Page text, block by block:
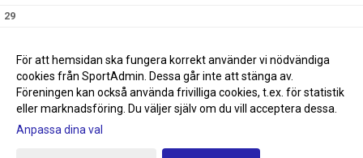
29
Gå till Webbversion
För att hemsidan ska fungera korrekt använder vi nödvändiga
cookies från SportAdmin. Dessa går inte att stänga av.
Föreningen kan också använda frivilliga cookies, t.ex. för statistik
eller marknadsföring. Du väljer själv om du vill acceptera dessa.
Anpassa dina val